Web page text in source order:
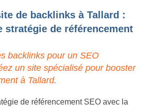
de backlinks à Tallard :
stratégie de référencement
backlinks pour un SEO
un site spécialisé pour booster
à Tallard.
de référencement SEO avec la